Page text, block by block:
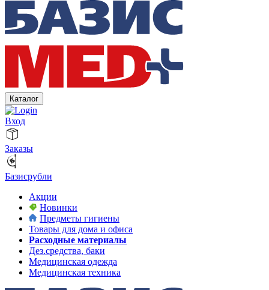
Каталог
Вход
Заказы
Базисрубли
Акции
Новинки
Предметы гигиены
Товары для дома и офиса
Расходные материалы
Дез.средства, баки
Медицинская одежда
Медицинская техника